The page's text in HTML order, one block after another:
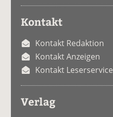
Kontakt
Kontakt Redaktion
Kontakt Anzeigen
Kontakt Leserservice
Verlag